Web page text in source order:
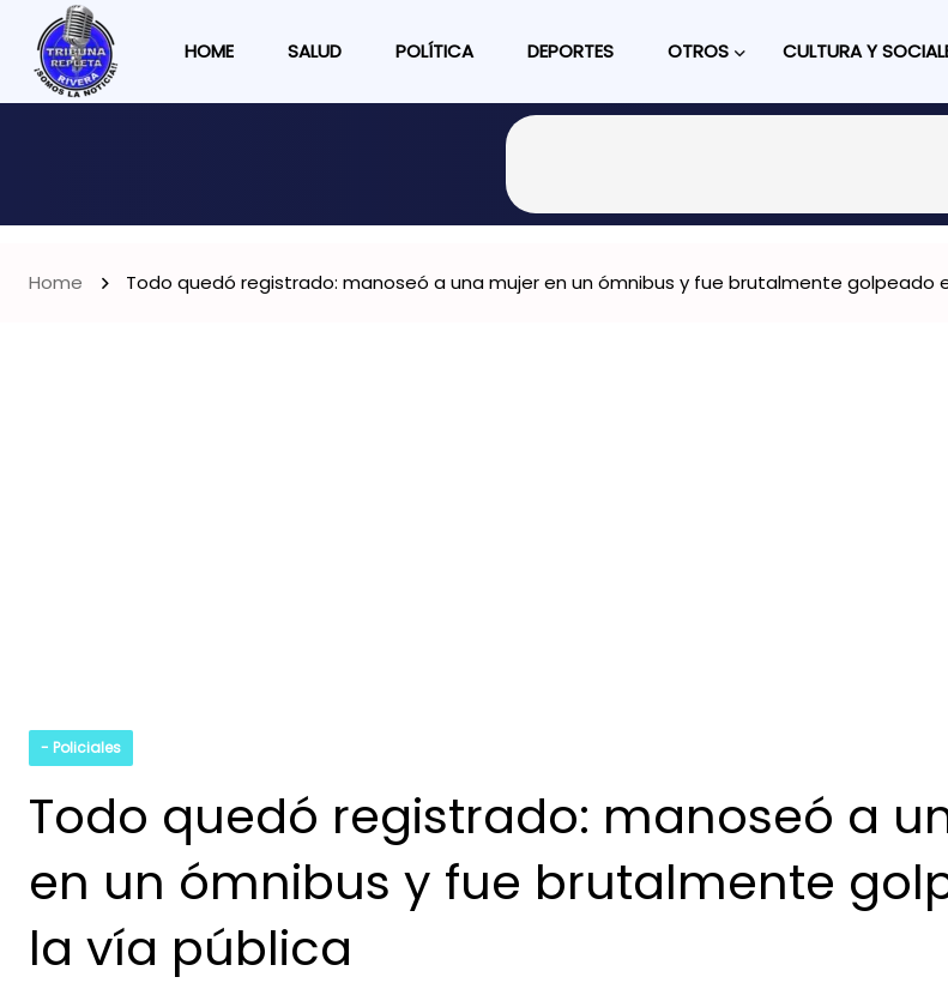
HOME SALUD POLÍTICA DEPORTES OTROS CULTURA Y
Home Todo quedó registrado: manoseó a una mujer en un ómnibus y fue brutalmente golpeado
- Policiales
Todo quedó registrado: manoseó a
en un ómnibus y fue brutalmente
la vía pública